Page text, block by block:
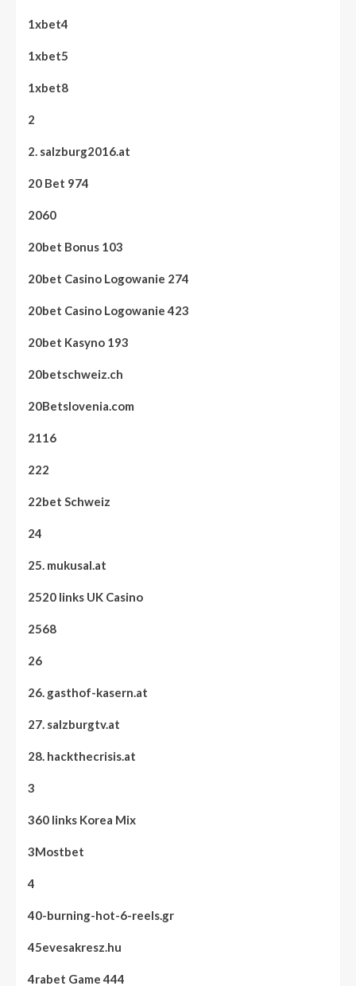
1xbet4
1xbet5
1xbet8
2
2. salzburg2016.at
20 Bet 974
2060
20bet Bonus 103
20bet Casino Logowanie 274
20bet Casino Logowanie 423
20bet Kasyno 193
20betschweiz.ch
20Betslovenia.com
2116
222
22bet Schweiz
24
25. mukusal.at
2520 links UK Casino
2568
26
26. gasthof-kasern.at
27. salzburgtv.at
28. hackthecrisis.at
3
360 links Korea Mix
3Mostbet
4
40-burning-hot-6-reels.gr
45evesakresz.hu
4rabet Game 444